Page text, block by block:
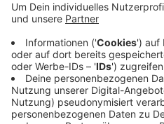
Willkommen im Team
Hinter den innovativen
ein Fachkräfte-Team, das
spannenden
Energie- und
Aufgaben gibt’s in der
viele sind im technischen